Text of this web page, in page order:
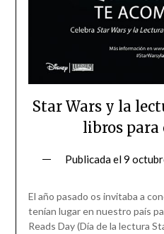
Star Wars y la
libros para
Publicada el9
El año pasado os invitaba a
tenían lugar en nuestro país
Reads Day (Día de la lectura